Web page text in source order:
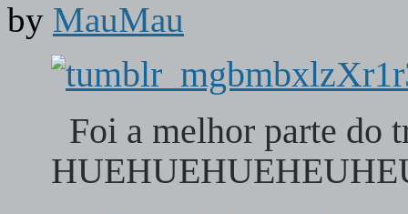
by MauMau
Foi a melhor parte do